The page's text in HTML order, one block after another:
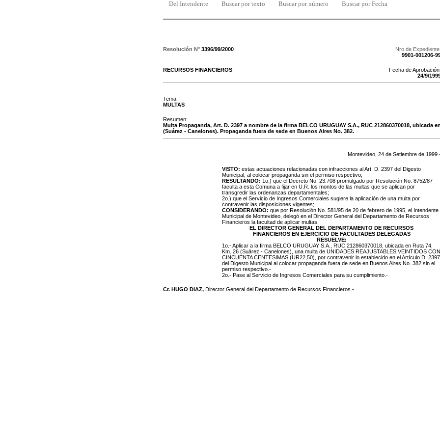
Del Intendente Buscar por texto Buscar por número Buscar por Fecha
Resolución N° 3396/99/2000
Nro de
9901-001206-
RECURSOS FINANCIEROS
Fecha de
24/9/
Tema:
MULTAS
Resumen:
Multa Propaganda, Art. D. 2397 a nombre de la firma BELCO URUGUAY S.A., RUC 212860370018, ubicada
(Suárez - Canelones). Propaganda fuera de sede en Buenos Aires No. 382.
Montevideo, 24 de Setiembre de 1999
VISTO: estas actuaciones relacionadas con infracciones al Art. D. 2397 del Digesto
Municipal, al colocar propaganda sin el permiso respectivo;
RESULTANDO: 1o.) que el Decreto No. 23.708 promulgado por Resolución No. 8752/87
faculta a esta Comuna a fijar en U.R. los montos de las multas que se aplican por
transgredir las ordenanzas departamentales;
2o.) que el Servicio de Ingresos Comerciales sugiere la aplicación de una multa por
contravenir las disposiciones vigentes;
CONSIDERANDO: que por Resolución No. 581/95 de 20 de febrero de 1995, el Intendente
Municipal de Montevideo, delegó en el Director General del Departamento de Recursos
Financieros la facultad de aplicar multas;
EL DIRECTOR GENERAL DEL DEPARTAMENTO DE RECURSOS
FINANCIEROS EN EJERCICIO DE FACULTADES DELEGADAS
RESUELVE:
1o.- Aplicar a la firma BELCO URUGUAY S.A., RUC 212860370018 , ubicada en Ruta 74,
Km. 26 (Suárez - Canelones) , una multa de UNIDADES REAJUSTABLES VEINTIDOS CON
CINCUENTA CENTESIMAS (UR22,50) , por contravenir lo establecido en el Artículo D. 2397
del Digesto Municipal al colocar propaganda fuera de sede en Buenos Aires No. 382 sin el
permiso respectivo.-
2o.- Pase al Servicio de Ingresos Comerciales para su cumplimiento.-
Cr. HUGO DIAZ, Director General del Departamento de Recursos Financieros.-